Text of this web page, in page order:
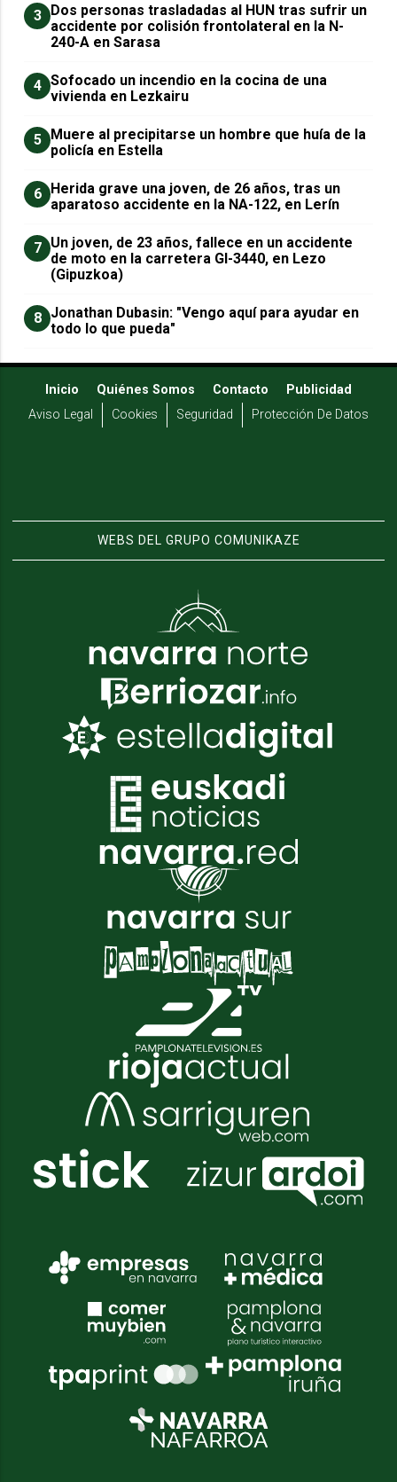
3 ​Dos personas trasladadas al HUN tras sufrir un
accidente por colisión frontolateral en la N-
240-A en Sarasa
4 Sofocado un incendio en la cocina de una
vivienda en Lezkairu
5 Muere al precipitarse un hombre que huía de la
policía en Estella
6 Herida grave una joven, de 26 años, tras un
aparatoso accidente en la NA-122, en Lerín
7 Un joven, de 23 años, fallece en un accidente
de moto en la carretera GI-3440, en Lezo
(Gipuzkoa)
8 Jonathan Dubasin: "Vengo aquí para ayudar en
todo lo que pueda"
Inicio Quiénes Somos Contacto
Publicidad
Aviso Legal
Cookies Seguridad Protección De Datos
WEBS DEL GRUPO COMUNIKAZE